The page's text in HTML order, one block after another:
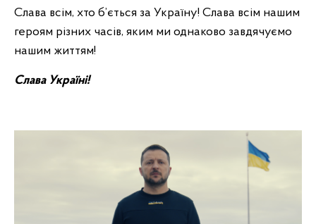
Слава всім, хто б’ється за Україну! Слава всім нашим
героям різних часів, яким ми однаково завдячуємо
нашим життям!
Слава Україні!